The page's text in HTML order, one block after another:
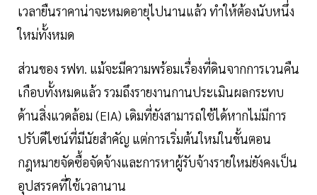
เวลายืนราคาน่าจะหมดอายุไปนานแล้ว ทำให้ต้องนับหนึ่ง
ใหม่ทั้งหมด
ส่วนของ รฟท. แม้จะมีความพร้อมเรื่องที่ดินจากการเวนคืน
เกือบทั้งหมดแล้ว รวมถึงรายงานกานประเมินผลกระทบ
ด้านสิ่งแวดล้อม (EIA) เดิมที่ยังสามารถใช้ได้หากไม่มีการ
ปรับดีไซน์ที่มีนัยสำคัญ แต่การเริ่มต้นใหม่ในขั้นตอน
กฎหมายจัดซื้อจัดจ้างและการหาผู้รับจ้างรายใหม่ยังคงเป็น
อุปสรรคที่ใช้เวลานาน